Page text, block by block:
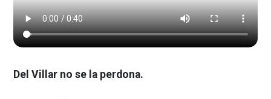
Del Villar no se la perdona.